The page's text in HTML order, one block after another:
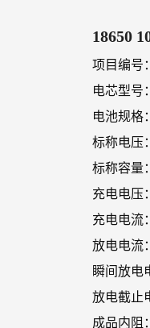
18650
项目编号
电芯型号
电池规格
标称电压
标称容量
充电电压
充电电流
放电电流
瞬间放电
放电截止
成品内阻